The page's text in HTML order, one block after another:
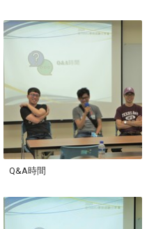
Q&A時間